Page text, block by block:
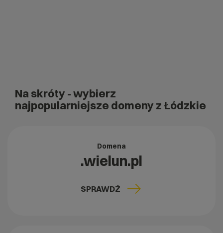
Na skróty - wybierz
najpopularniejsze domeny z Łódzkie
Domena
.wielun.pl
SPRAWDŹ